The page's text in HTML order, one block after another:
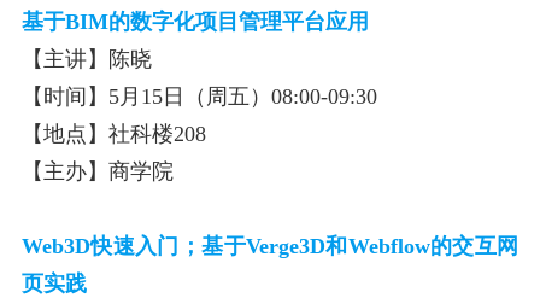
基于BIM的数字化项目管理平台应用
【主讲】陈晓
【时间】5月15日（周五）08:00-09:30
【地点】社科楼208
【主办】商学院
Web3D快速入门；基于Verge3D和Webflow的交互网
页实践